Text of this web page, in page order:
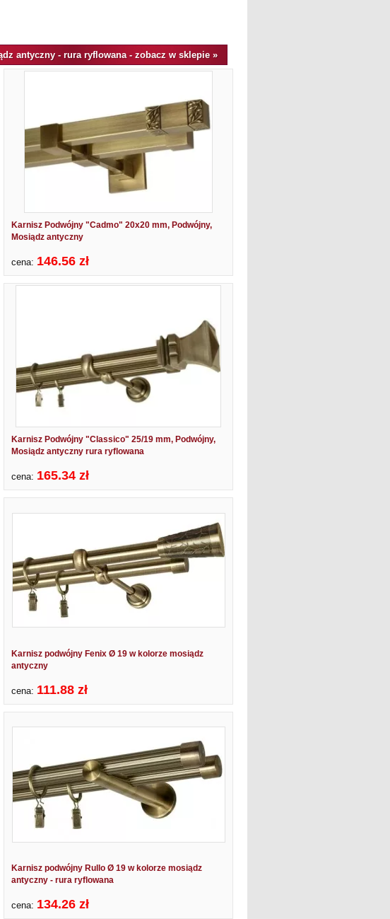
antyczny - rura ryflowana - zobacz w sklepie »
Karnisz Podwójny "Cadmo" 20x20 mm, Podwójny,
Mosiądz antyczny
cena: 146.56 zł
Karnisz Podwójny "Classico" 25/19 mm, Podwójny,
Mosiądz antyczny rura ryflowana
cena: 165.34 zł
Karnisz podwójny Fenix Ø 19 w kolorze mosiądz
antyczny
cena: 111.88 zł
Karnisz podwójny Rullo Ø 19 w kolorze mosiądz
antyczny - rura ryflowana
cena: 134.26 zł